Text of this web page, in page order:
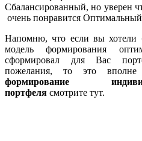
Сбалансированный, но уверен
очень понравится
Напомню, что если вы хотели
модель формирования
сформировал для Вас
пожелания, то это
формирование
портфеля смотрите тут.